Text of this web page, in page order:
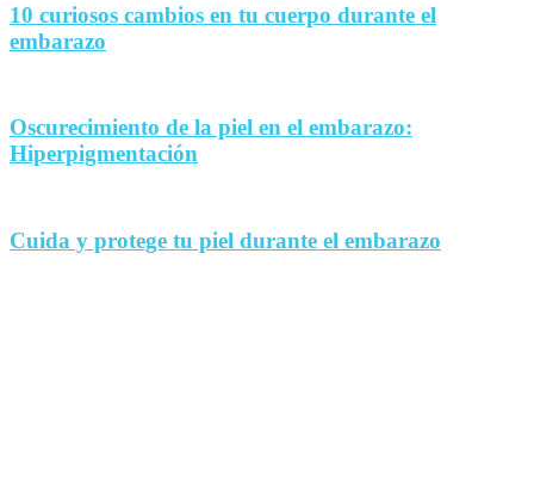
10 curiosos cambios en tu cuerpo durante el
embarazo
Oscurecimiento de la piel en el embarazo:
Hiperpigmentación
Cuida y protege tu piel durante el embarazo